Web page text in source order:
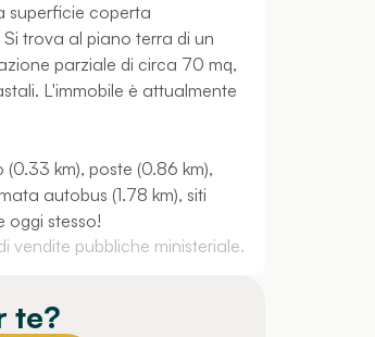
superficie coperta
trova al piano terra di un
parziale di circa 70 mq,
L'immobile è attualmente
km), poste (0.86 km),
autobus (1.78 km), siti
oggi stesso!
vendite pubbliche ministeriale.
te?